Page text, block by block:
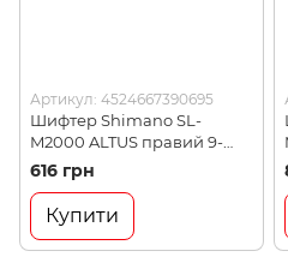
Артикул: 4524667390695
Шифтер Shimano SL-
M2000 ALTUS правий 9-
швидк, трос (SLM2000RA)
616 грн
Купити